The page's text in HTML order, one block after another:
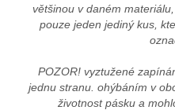
většinou v daném
pouze jeden jediný kus,
POZOR! vyztužené
jednu stranu. ohýbáním v
životnost pásku a